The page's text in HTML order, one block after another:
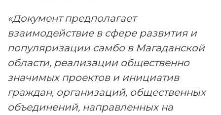
«Документ предполагает
взаимодействие в сфере развития и
популяризации самбо в Магаданской
области, реализации общественно
значимых проектов и инициатив
граждан, организаций, общественных
объединений, направленных на